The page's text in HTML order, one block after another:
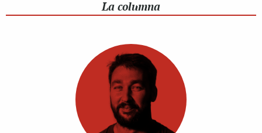
La columna